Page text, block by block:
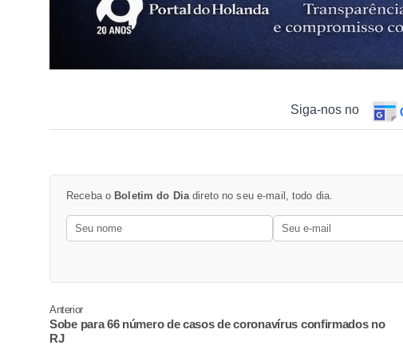
Siga-nos no
Receba o Boletim do Diadireto no seu e-mail, todo dia.
Anterior
Sobe para 66 número de casos de coronavírus confirmados no
RJ